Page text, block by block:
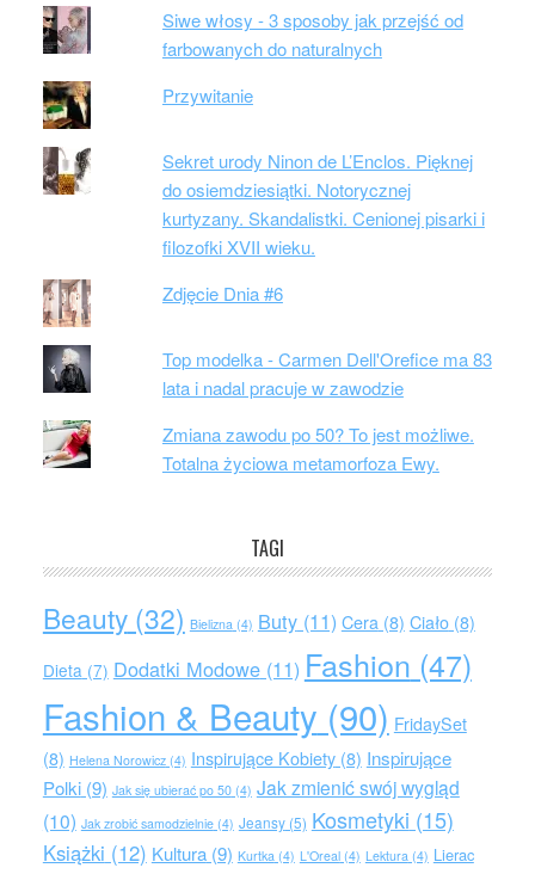
Siwe włosy - 3 sposoby jak przejść od
farbowanych do naturalnych
Przywitanie
Sekret urody Ninon de L’Enclos. Pięknej
do osiemdziesiątki. Notorycznej
kurtyzany. Skandalistki. Cenionej pisarki i
filozofki XVII wieku.
Zdjęcie Dnia #6
Top modelka - Carmen Dell'Orefice ma 83
lata i nadal pracuje w zawodzie
Zmiana zawodu po 50? To jest możliwe.
Totalna życiowa metamorfoza Ewy.
TAGI
Beauty(32) Bielizna(4) Buty(11) Cera(8) Ciało(8)
Dieta(7) Dodatki Modowe(11) Fashion (47)
Fashion & Beauty (90) FridaySet
(8) Helena Norowicz(4) Inspirujące Kobiety(8) Inspirujące
Polki(9) Jak się ubierać po 50(4) Jak zmienić swój wygląd
(10) Jak zrobić samodzielnie(4) Jeansy(5) Kosmetyki (15)
Książki (12) Kultura(9) Kurtka(4) L'Oreal(4) Lektura(4) Lierac